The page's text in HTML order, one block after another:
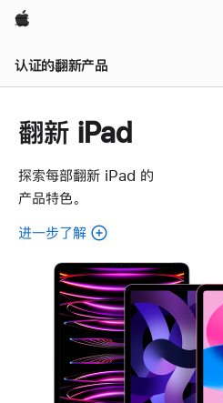
Apple
认证的翻新产品
翻新 iPad
探索每部翻新 iPad 的
产品特色。
进一步了解
各
款
翻
新
iPad。